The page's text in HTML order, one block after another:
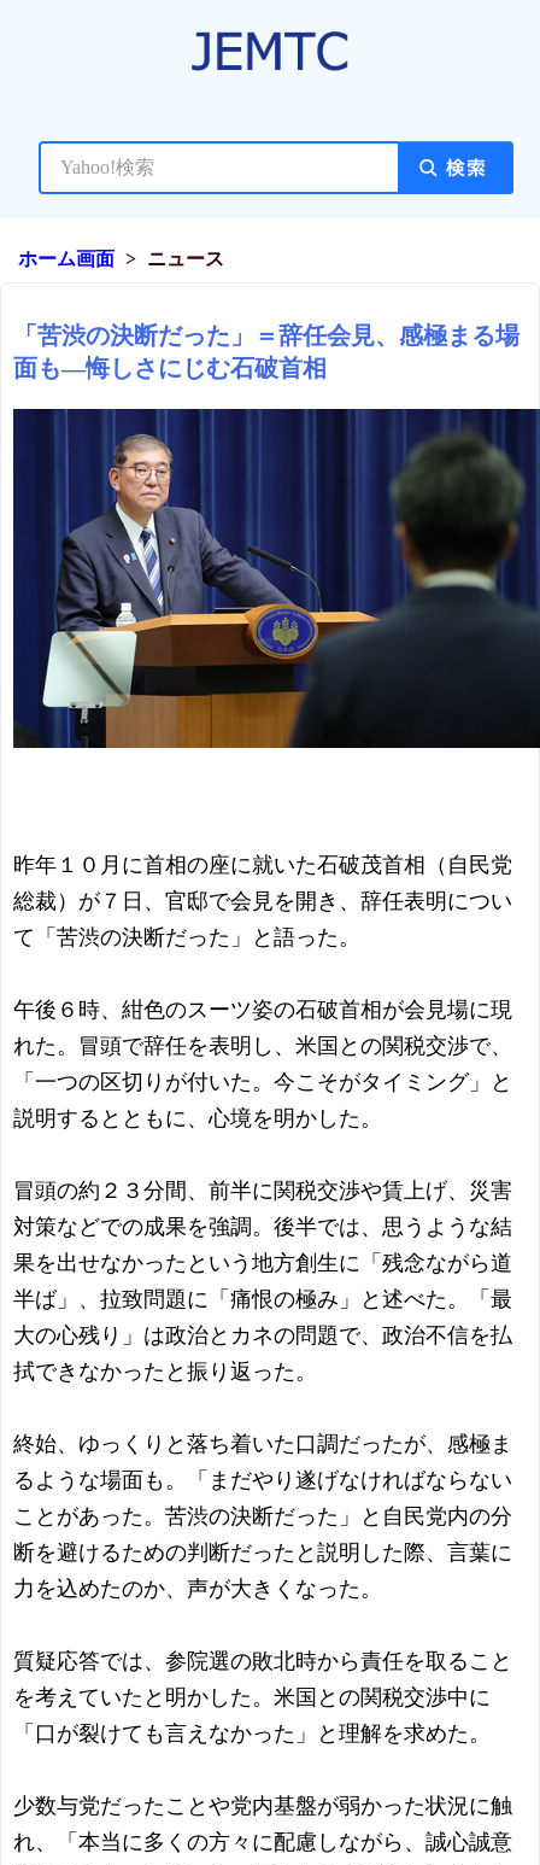
ホーム画面 ニュース
「苦渋の決断だった」＝辞任会見、感極まる場
面も―悔しさにじむ石破首相
昨年１０月に首相の座に就いた石破茂首相（自民党
総裁）が７日、官邸で会見を開き、辞任表明につい
て「苦渋の決断だった」と語った。
午後６時、紺色のスーツ姿の石破首相が会見場に現
れた。冒頭で辞任を表明し、米国との関税交渉で、
「一つの区切りが付いた。今こそがタイミング」と
説明するとともに、心境を明かした。
冒頭の約２３分間、前半に関税交渉や賃上げ、災害
対策などでの成果を強調。後半では、思うような結
果を出せなかったという地方創生に「残念ながら道
半ば」、拉致問題に「痛恨の極み」と述べた。「最
大の心残り」は政治とカネの問題で、政治不信を払
拭できなかったと振り返った。
終始、ゆっくりと落ち着いた口調だったが、感極ま
るような場面も。「まだやり遂げなければならない
ことがあった。苦渋の決断だった」と自民党内の分
断を避けるための判断だったと説明した際、言葉に
力を込めたのか、声が大きくなった。
質疑応答では、参院選の敗北時から責任を取ること
を考えていたと明かした。米国との関税交渉中に
「口が裂けても言えなかった」と理解を求めた。
少数与党だったことや党内基盤が弱かった状況に触
れ、「本当に多くの方々に配慮しながら、誠心誠意